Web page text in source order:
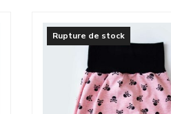
Rupture de stock